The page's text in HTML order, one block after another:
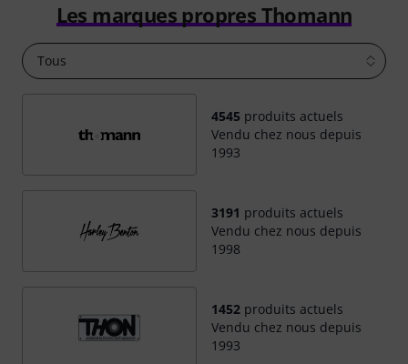
Les marques propres Thomann
Tous
4545 produits actuels
Vendu chez nous depuis
1993
3191 produits actuels
Vendu chez nous depuis
1998
1452produits actuels
Vendu chez nous depuis
1993